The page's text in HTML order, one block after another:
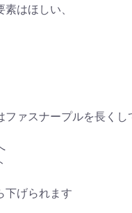
はほしい、
ァスナープルを長くし
下げられます